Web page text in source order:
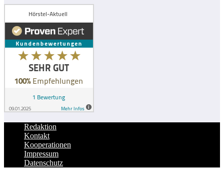
Redaktion
Kontakt
Kooperationen
Impressum
Datenschutz